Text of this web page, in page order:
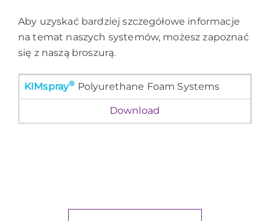
Aby uzyskać bardziej szczegółowe informacje
na temat naszych systemów, możesz zapoznać
się z naszą broszurą.
KIMspray® Polyurethane Foam Systems
Download